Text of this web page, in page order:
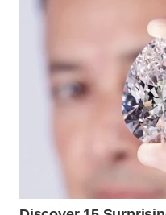
WAHANA
ADVOKAT
INFRASTRUKTUR